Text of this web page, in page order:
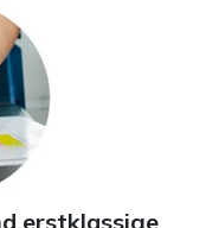
erstklassige